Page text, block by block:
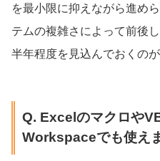
を最小限に抑えながら進め
テムの複雑さによって前後
半年程度を見込んでおくのが
Q. Excelのマクロや
Workspaceでも使え